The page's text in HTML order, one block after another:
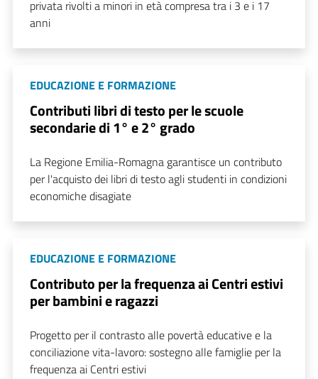
privata rivolti a minori in età compresa tra i 3 e i 17
anni
EDUCAZIONE E FORMAZIONE
Contributi libri di testo per le scuole
secondarie di 1° e 2° grado
La Regione Emilia-Romagna garantisce un contributo
per l'acquisto dei libri di testo agli studenti in condizioni
economiche disagiate
EDUCAZIONE E FORMAZIONE
Contributo per la frequenza ai Centri estivi
per bambini e ragazzi
Progetto per il contrasto alle povertà educative e la
conciliazione vita-lavoro: sostegno alle famiglie per la
frequenza ai Centri estivi